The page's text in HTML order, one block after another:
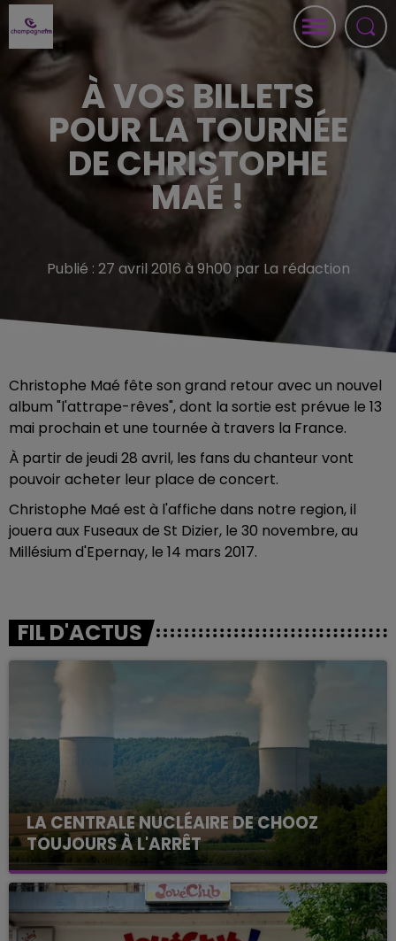
À VOS BILLETS
POUR LA TOURNÉE
DE CHRISTOPHE
MAÉ !
Publié : 27 avril 2016 à 9h00 par La rédaction
Christophe Maé fête son grand retour avec un nouvel
album "l'attrape-rêves", dont la sortie est prévue le 13
mai prochain et une tournée à travers la France.
À partir de jeudi 28 avril, les fans du chanteur vont
pouvoir acheter leur place de concert.
Christophe Maé est à l'affiche dans notre region, il
jouera aux Fuseaux de St Dizier, le 30 novembre, au
Millésium d'Epernay, le 14 mars 2017.
FIL D'ACTUS
LA CENTRALE NUCLÉAIRE DE CHOOZ
TOUJOURS À L'ARRÊT
Cela fait déjà une semaine que la centrale
nucléaire ardennaise est à l'arrêt. Une situation
justifiée par la sécheresse intense qui est toujours
présente.